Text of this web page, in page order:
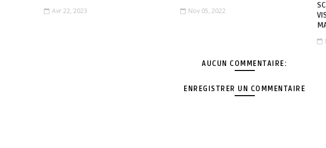
Avr 22, 2023 Nov 05, 2022
AUCUN COMMENTAIRE:
ENREGISTRER UN COMMENTAIRE